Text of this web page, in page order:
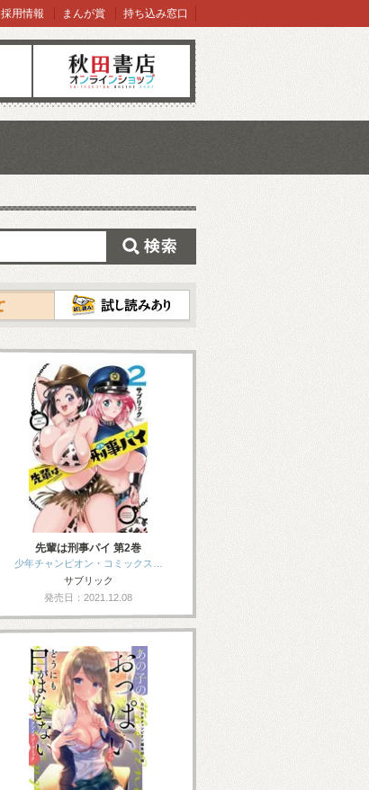
オンラインショップ
採用情報 まんが賞 持ち込み窓口
先輩は刑事パイ 第2巻
少年チャンピオン・コミックス…
サブリック
発売日：2021.12.08